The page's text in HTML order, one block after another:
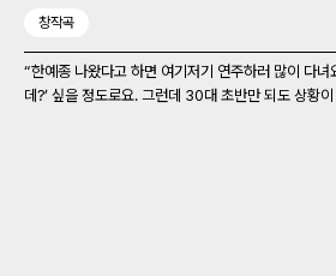
창작곡
“한예종 나왔다고 하면 여기저기 연주하러 많이 다녀
데?’ 싶을 정도로요. 그런데 30대 초반만 되도 상황